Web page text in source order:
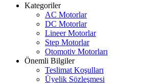
Kategoriler
AC Motorlar
DC Motorlar
Lineer Motorlar
Step Motorlar
Otomotiv Motorları
Önemli Bilgiler
Teslimat Koşulları
Üyelik Sözleşmesi